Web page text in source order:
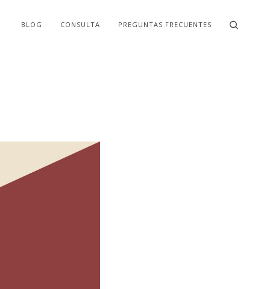
BLOG CONSULTA PREGUNTAS FRECUENTES